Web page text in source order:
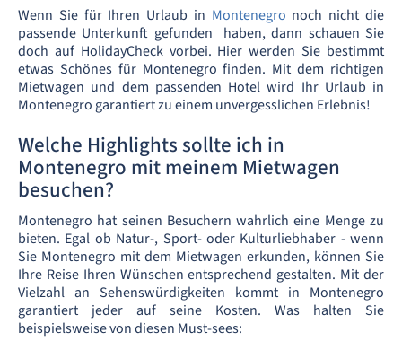
Wenn Sie für Ihren Urlaub in Montenegro noch nicht die
passende Unterkunft gefunden haben, dann schauen Sie
doch auf HolidayCheck vorbei. Hier werden Sie bestimmt
etwas Schönes für Montenegro finden. Mit dem richtigen
Mietwagen und dem passenden Hotel wird Ihr Urlaub in
Montenegro garantiert zu einem unvergesslichen Erlebnis!
Welche Highlights sollte ich in
Montenegro mit meinem Mietwagen
besuchen?
Montenegro hat seinen Besuchern wahrlich eine Menge zu
bieten. Egal ob Natur-, Sport- oder Kulturliebhaber - wenn
Sie Montenegro mit dem Mietwagen erkunden, können Sie
Ihre Reise Ihren Wünschen entsprechend gestalten. Mit der
Vielzahl an Sehenswürdigkeiten kommt in Montenegro
garantiert jeder auf seine Kosten. Was halten Sie
beispielsweise von diesen Must-sees: